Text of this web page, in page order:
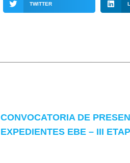
TWITTER
CONVOCATORIA DE
EXPEDIENTES EBE – III